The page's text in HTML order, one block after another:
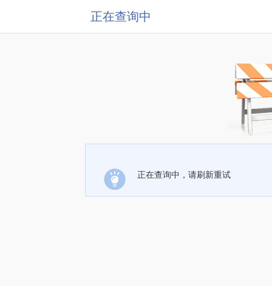
正在查询中
正在查询中，请刷新重试